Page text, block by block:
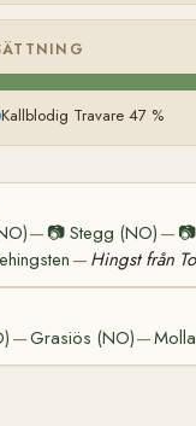
Kallblodig Travare 47 %
— 📷Stegg (NO) — 📷
— Hingst från
—Grasiös (NO)—